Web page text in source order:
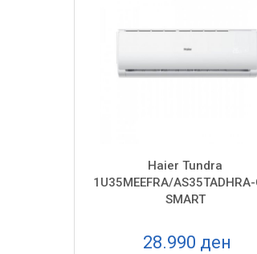
Haier Tundra
1U35MEEFRA/AS35TADHRA-
SMART
28.990 ден